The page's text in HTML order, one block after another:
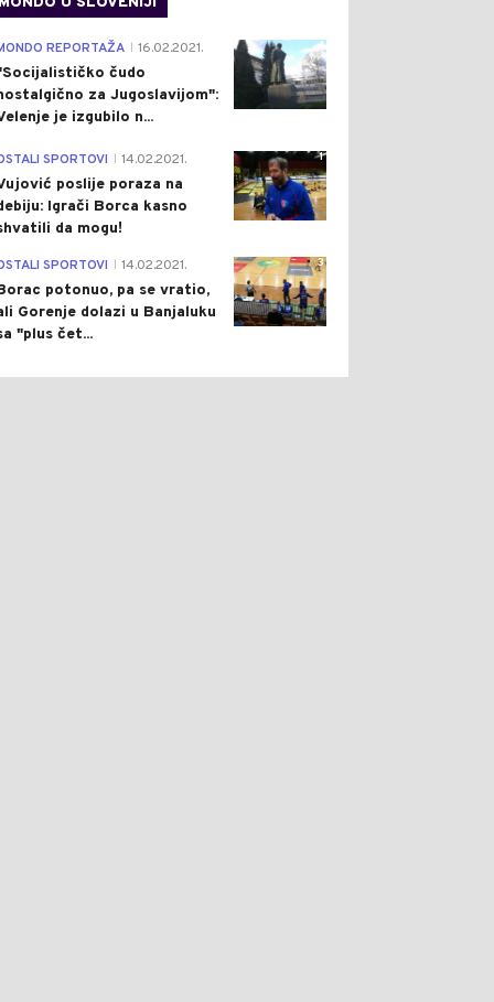
4
REPORTAŽA 16.02.2021.
čudo
za Jugoslavijom":
je izgubilo n...
1
SPORTOVI 14.02.2021.
poslije poraza na
Igrači Borca kasno
da mogu!
3
SPORTOVI 14.02.2021.
potonuo, pa se vratio,
Gorenje dolazi u Banjaluku
"plus čet...